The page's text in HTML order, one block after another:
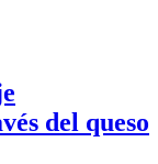
del queso